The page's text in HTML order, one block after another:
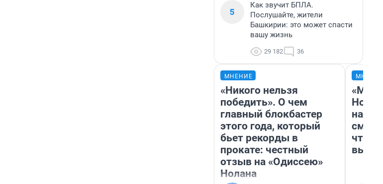
5
Как звучит БПЛА.
Послушайте, жители
Башкирии: это может спасти
вашу жизнь
29 182 36
МНЕНИЕ
«Никого нельзя
победить». О чем
главный блокбастер
этого года, который
бьет рекорды в
прокате: честный
отзыв на «Одиссею»
Нолана
«Мы